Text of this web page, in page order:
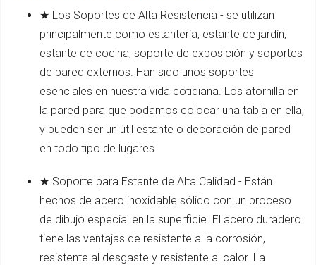
★ Los Soportes de Alta Resistencia - se utilizan
principalmente como estantería, estante de jardín,
estante de cocina, soporte de exposición y soportes
de pared externos. Han sido unos soportes
esenciales en nuestra vida cotidiana. Los atornilla en
la pared para que podamos colocar una tabla en ella,
y pueden ser un útil estante o decoración de pared
en todo tipo de lugares.
★ Soporte para Estante de Alta Calidad - Están
hechos de acero inoxidable sólido con un proceso
de dibujo especial en la superficie. El acero duradero
tiene las ventajas de resistente a la corrosión,
resistente al desgaste y resistente al calor. La